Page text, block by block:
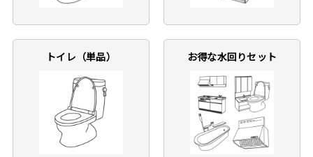
トイレ（単品） お得な水回りセット